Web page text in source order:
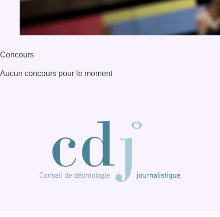
Concours
Aucun concours pour le moment